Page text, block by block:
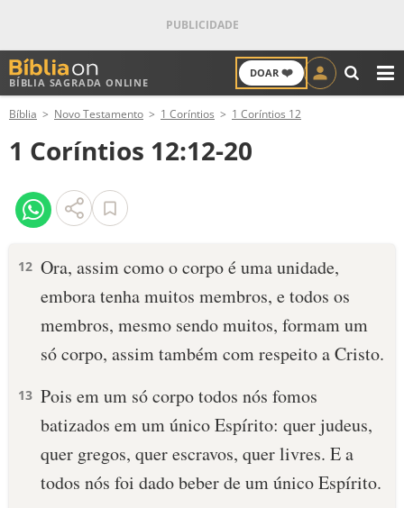
BÍBLIA SAGRADA ONLINE
DOAR ❤️
ANTIGO TESTAMENTO
NOVO TESTAMENTO
VERSÍCULOS
PALAVRA DO DIA
SALMO DO DIA
DEVOCIONAL DIÁRIO
10 MANDAMENTOS
ESTUDOS BÍBLICOS
Bíblia Novo Testamento 1 Coríntios 1 Coríntios 12
1 Coríntios 12:12-20
12 Ora, assim como o corpo é uma unidade,
embora tenha muitos membros, e todos os
membros, mesmo sendo muitos, formam um
só corpo, assim também com respeito a Cristo.
13 Pois em um só corpo todos nós fomos
batizados em um único Espírito: quer judeus,
quer gregos, quer escravos, quer livres. E a
todos nós foi dado beber de um único Espírito.